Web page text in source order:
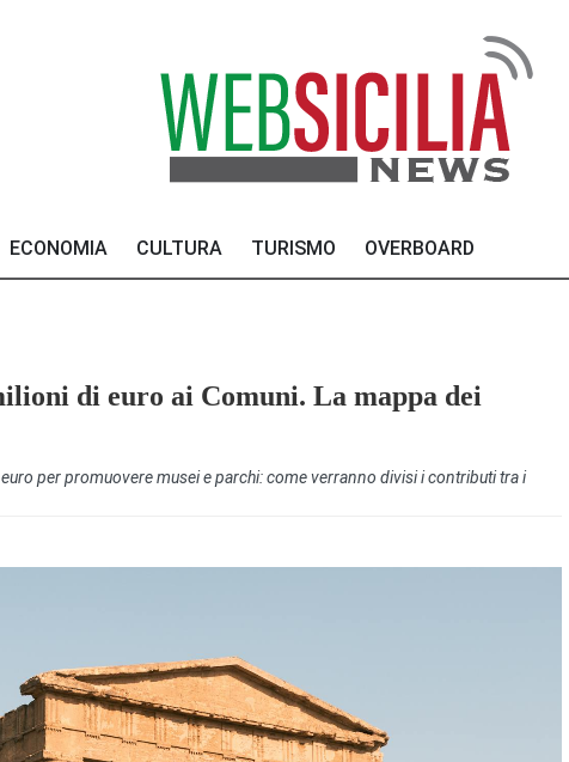
ECONOMIA CULTURA TURISMO OVERBOARD
di euro ai Comuni. La mappa dei
per promuovere musei e parchi: come verranno divisi i contributi tra i